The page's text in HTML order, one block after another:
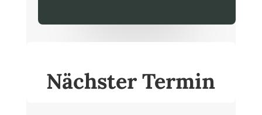
Nächster Termin